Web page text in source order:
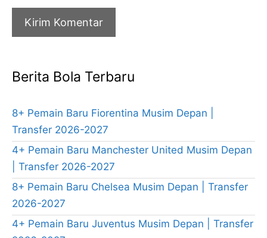
Berita Bola Terbaru
8+ Pemain Baru Fiorentina Musim Depan |
Transfer 2026-2027
4+ Pemain Baru Manchester United Musim Depan
| Transfer 2026-2027
8+ Pemain Baru Chelsea Musim Depan | Transfer
2026-2027
4+ Pemain Baru Juventus Musim Depan | Transfer